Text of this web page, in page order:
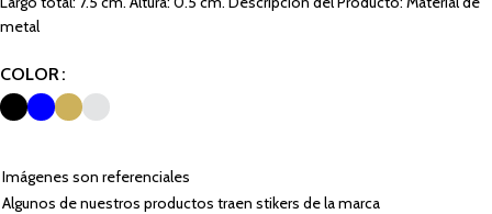
metal
COLOR
Imágenes son referenciales
Algunos de nuestros productos traen stikers de la marca